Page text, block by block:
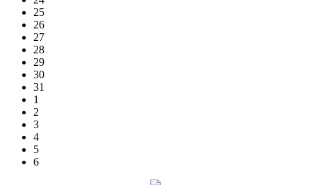
25
26
27
28
29
30
31
1
2
3
4
5
6